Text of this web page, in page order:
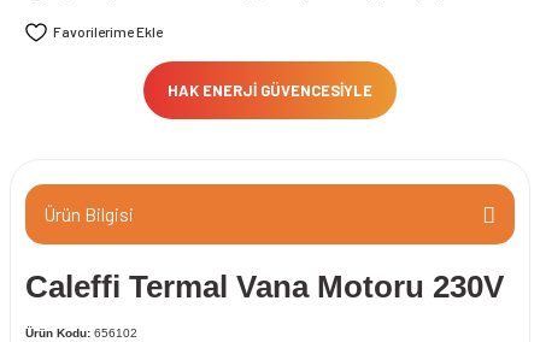
HAK ENERJİ GÜVENCESİYLE
Ürün Bilgisi
Caleffi Termal Vana Motoru 230V
Ürün Kodu: 656102